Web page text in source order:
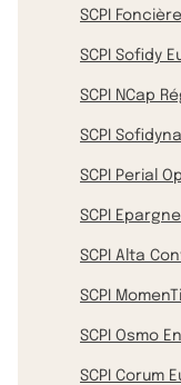
SCPI
SCPI Sofidy
SCPI NCap
SCPI
SCPI Perial
SCPI
SCPI Alta
SCPI
SCPI Osmo
SCPI Corum